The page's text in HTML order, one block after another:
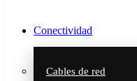
Conectividad
Cables de red